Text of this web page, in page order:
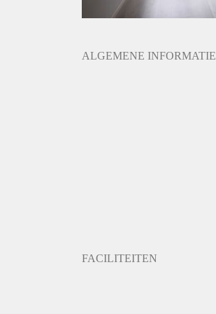
ALGEMENE INFORMATIE
FACILITEITEN